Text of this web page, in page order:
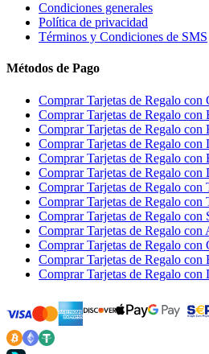
Condiciones generales
Política de privacidad
Términos y Condiciones de SMS
Métodos de Pago
Comprar Tarjetas de Regalo con
Comprar Tarjetas de Regalo con
Comprar Tarjetas de Regalo con
Comprar Tarjetas de Regalo con
Comprar Tarjetas de Regalo con
Comprar Tarjetas de Regalo con
Comprar Tarjetas de Regalo con
Comprar Tarjetas de Regalo con
Comprar Tarjetas de Regalo con
Comprar Tarjetas de Regalo con
Comprar Tarjetas de Regalo con
Comprar Tarjetas de Regalo con
Comprar Tarjetas de Regalo con